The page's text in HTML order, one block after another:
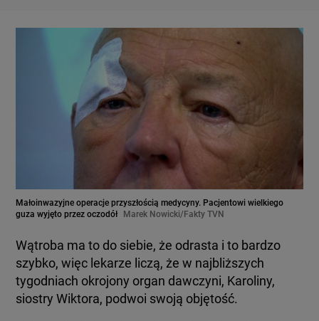
Małoinwazyjne operacje przyszłością medycyny. Pacjentowi wielkiego
guza wyjęto przez oczodół Marek Nowicki/Fakty TVN
Wątroba ma to do siebie, że odrasta i to bardzo
szybko, więc lekarze liczą, że w najbliższych
tygodniach okrojony organ dawczyni, Karoliny,
siostry Wiktora, podwoi swoją objętość.